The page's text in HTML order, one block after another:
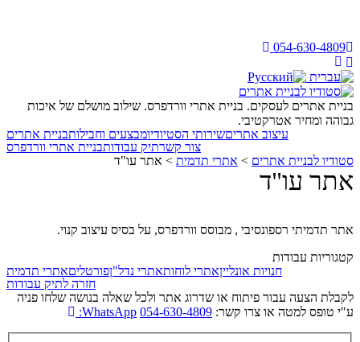
054-630-4809
בניית אתרים לעסקים. בניית אתרי וורדפרס. שילוב מושלם של איכות
גבוהה ומחיר אטרקטיבי.
בניית אתריםמבצעים וחבילותשירותי הסטיודיועיצוב אתרים
בניית אתרי וורדפרסתיק עבודותצור קשר
סטודיו לבניית אתרים > אתרי תדמית > אתר עו"ד
אתר עו"ד
אתר תדמיתי רספונסיבי , מבוסס וורדפרס, על בסיס עיצוב קנוי.
קטגוריות עבודות
אתרי תדמיתפורטליםאתרי נדל"ןאתרי לוחותחנויות אונליין
חזרה לתיק עבודות
לקבלת הצעה עבור פיתוח או שדרוג אתר ולכל שאלה בנושה שלחו פניה
ע"י טופס למטה או צרו קשר: 054-630-4809
WhatsApp: